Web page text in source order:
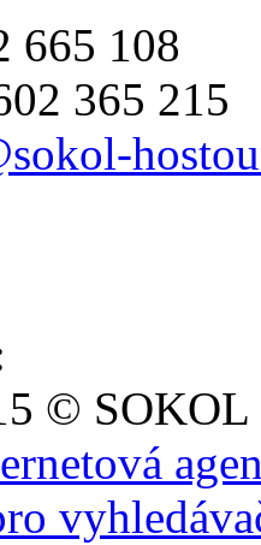
665 108
365 215
©